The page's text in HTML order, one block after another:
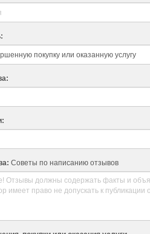
Советы по написанию отзывов